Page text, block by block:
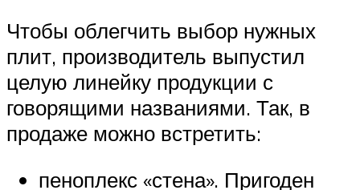
Чтобы облегчить выбор нужных
плит, производитель выпустил
целую линейку продукции с
говорящими названиями. Так, в
продаже можно встретить:
пеноплекс «стена». Пригоден